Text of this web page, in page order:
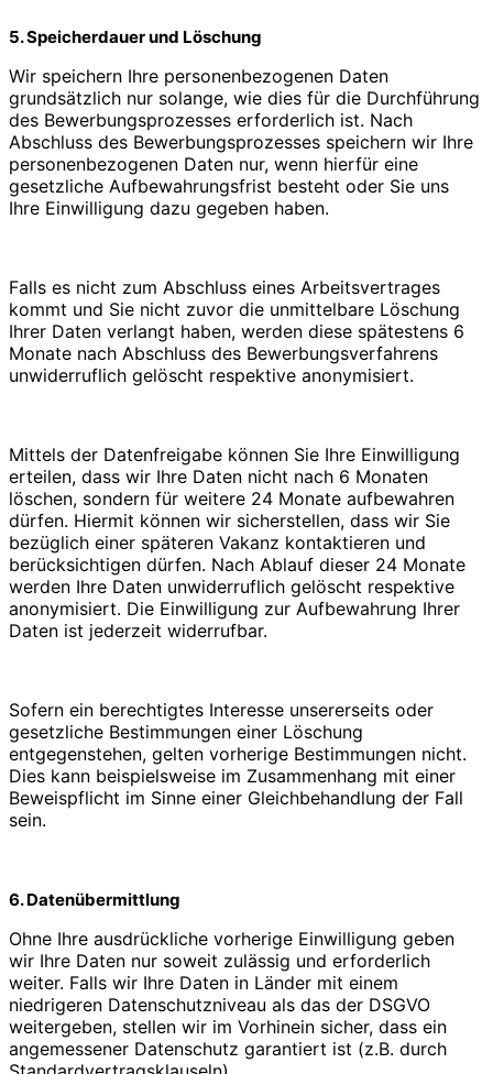
5. Speicherdauer und Löschung
Wir speichern Ihre personenbezogenen Daten
grundsätzlich nur solange, wie dies für die Durchführung
des Bewerbungsprozesses erforderlich ist. Nach
Abschluss des Bewerbungsprozesses speichern wir Ihre
personenbezogenen Daten nur, wenn hierfür eine
gesetzliche Aufbewahrungsfrist besteht oder Sie uns
Ihre Einwilligung dazu gegeben haben.
Falls es nicht zum Abschluss eines Arbeitsvertrages
kommt und Sie nicht zuvor die unmittelbare Löschung
Ihrer Daten verlangt haben, werden diese spätestens 6
Monate nach Abschluss des Bewerbungsverfahrens
unwiderruflich gelöscht respektive anonymisiert.
Mittels der Datenfreigabe können Sie Ihre Einwilligung
erteilen, dass wir Ihre Daten nicht nach 6 Monaten
löschen, sondern für weitere 24 Monate aufbewahren
dürfen. Hiermit können wir sicherstellen, dass wir Sie
bezüglich einer späteren Vakanz kontaktieren und
berücksichtigen dürfen. Nach Ablauf dieser 24 Monate
werden Ihre Daten unwiderruflich gelöscht respektive
anonymisiert. Die Einwilligung zur Aufbewahrung Ihrer
Daten ist jederzeit widerrufbar.
Sofern ein berechtigtes Interesse unsererseits oder
gesetzliche Bestimmungen einer Löschung
entgegenstehen, gelten vorherige Bestimmungen nicht.
Dies kann beispielsweise im Zusammenhang mit einer
Beweispflicht im Sinne einer Gleichbehandlung der Fall
sein.
6. Datenübermittlung
Ohne Ihre ausdrückliche vorherige Einwilligung geben
wir Ihre Daten nur soweit zulässig und erforderlich
weiter. Falls wir Ihre Daten in Länder mit einem
niedrigeren Datenschutzniveau als das der DSGVO
weitergeben, stellen wir im Vorhinein sicher, dass ein
angemessener Datenschutz garantiert ist (z.B. durch